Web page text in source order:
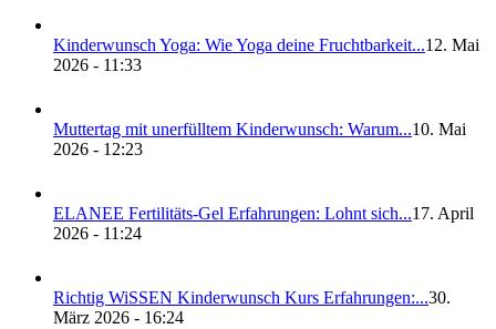
Kin­der­wunsch Yoga: Wie Yoga dei­ne Frucht­bar­keit...12. Mai
2026 - 11:33
Mut­ter­tag mit uner­füll­tem Kin­der­wunsch: War­um...10. Mai
2026 - 12:23
ELANEE Fer­ti­li­täts-Gel Erfah­run­gen: Lohnt sich...17. April
2026 - 11:24
Rich­tig WiS­SEN Kin­der­wunsch Kurs Erfah­run­gen:...30.
März 2026 - 16:24